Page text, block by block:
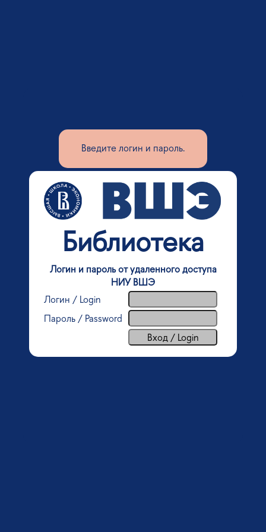
Введите логин и пароль.
Библиотека
Логин и пароль от удаленного доступа
НИУ ВШЭ
Логин / Login
Пароль / Password